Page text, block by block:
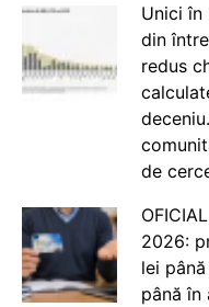
Unici în
din
redus
de
2026:
lei
până în